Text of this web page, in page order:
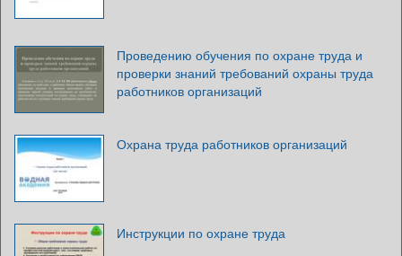
Проведению обучения по охране труда и
проверки знаний требований охраны труда
работников организаций
Охрана труда работников организаций
Инструкции по охране труда